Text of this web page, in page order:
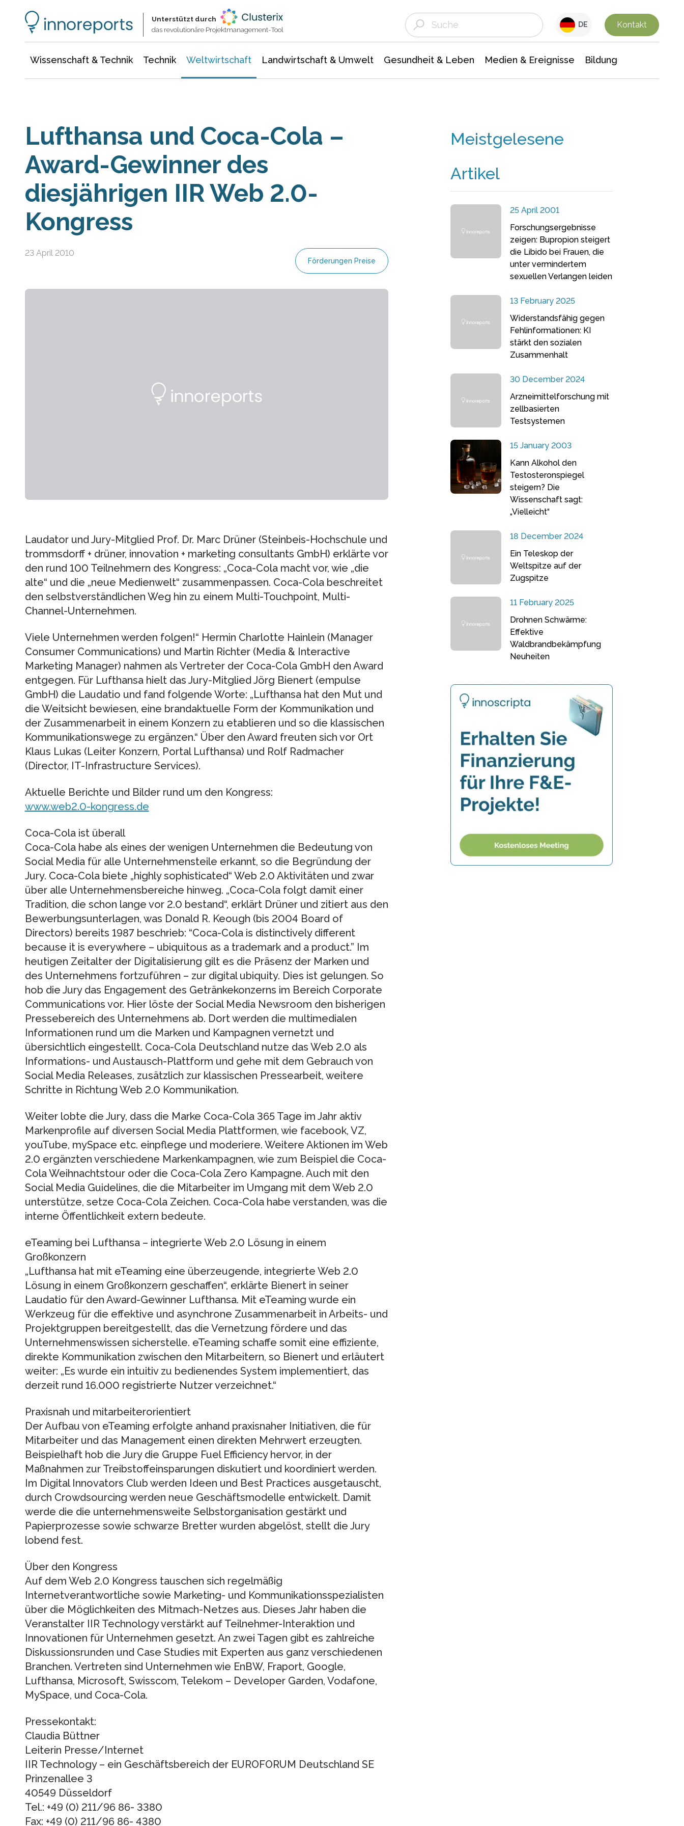
Unterstützt durch
das revolutionäre Projektmanagement-Tool
DE Kontakt
Wissenschaft & Technik Technik Weltwirtschaft Landwirtschaft & Umwelt Gesundheit & Leben Medien & Ereignisse Bildung
Lufthansa und Coca-Cola –
Award-Gewinner des
diesjährigen IIR Web 2.0-
Kongress
23 April 2010
Förderungen Preise
Laudator und Jury-Mitglied Prof. Dr. Marc Drüner (Steinbeis-Hochschule und
trommsdorff + drüner, innovation + marketing consultants GmbH) erklärte vor
den rund 100 Teilnehmern des Kongress: „Coca-Cola macht vor, wie „die
alte“ und die „neue Medienwelt“ zusammenpassen. Coca-Cola beschreitet
den selbstverständlichen Weg hin zu einem Multi-Touchpoint, Multi-
Channel-Unternehmen.
Viele Unternehmen werden folgen!“ Hermin Charlotte Hainlein (Manager
Consumer Communications) und Martin Richter (Media & Interactive
Marketing Manager) nahmen als Vertreter der Coca-Cola GmbH den Award
entgegen. Für Lufthansa hielt das Jury-Mitglied Jörg Bienert (empulse
GmbH) die Laudatio und fand folgende Worte: „Lufthansa hat den Mut und
die Weitsicht bewiesen, eine brandaktuelle Form der Kommunikation und
der Zusammenarbeit in einem Konzern zu etablieren und so die klassischen
Kommunikationswege zu ergänzen.“ Über den Award freuten sich vor Ort
Klaus Lukas (Leiter Konzern, Portal Lufthansa) und Rolf Radmacher
(Director, IT-Infrastructure Services).
Aktuelle Berichte und Bilder rund um den Kongress:
www.web2.0-kongress.de
Coca-Cola ist überall
Coca-Cola habe als eines der wenigen Unternehmen die Bedeutung von
Social Media für alle Unternehmensteile erkannt, so die Begründung der
Jury. Coca-Cola biete „highly sophisticated“ Web 2.0 Aktivitäten und zwar
über alle Unternehmensbereiche hinweg. „Coca-Cola folgt damit einer
Tradition, die schon lange vor 2.0 bestand“, erklärt Drüner und zitiert aus den
Bewerbungsunterlagen, was Donald R. Keough (bis 2004 Board of
Directors) bereits 1987 beschrieb: “Coca-Cola is distinctively different
because it is everywhere – ubiquitous as a trademark and a product.” Im
heutigen Zeitalter der Digitalisierung gilt es die Präsenz der Marken und
des Unternehmens fortzuführen – zur digital ubiquity. Dies ist gelungen. So
hob die Jury das Engagement des Getränkekonzerns im Bereich Corporate
Communications vor. Hier löste der Social Media Newsroom den bisherigen
Pressebereich des Unternehmens ab. Dort werden die multimedialen
Informationen rund um die Marken und Kampagnen vernetzt und
übersichtlich eingestellt. Coca-Cola Deutschland nutze das Web 2.0 als
Informations- und Austausch-Plattform und gehe mit dem Gebrauch von
Social Media Releases, zusätzlich zur klassischen Pressearbeit, weitere
Schritte in Richtung Web 2.0 Kommunikation.
Weiter lobte die Jury, dass die Marke Coca-Cola 365 Tage im Jahr aktiv
Markenprofile auf diversen Social Media Plattformen, wie facebook, VZ,
youTube, mySpace etc. einpflege und moderiere. Weitere Aktionen im Web
2.0 ergänzten verschiedene Markenkampagnen, wie zum Beispiel die Coca-
Cola Weihnachtstour oder die Coca-Cola Zero Kampagne. Auch mit den
Social Media Guidelines, die die Mitarbeiter im Umgang mit dem Web 2.0
unterstütze, setze Coca-Cola Zeichen. Coca-Cola habe verstanden, was die
interne Öffentlichkeit extern bedeute.
eTeaming bei Lufthansa – integrierte Web 2.0 Lösung in einem
Großkonzern
„Lufthansa hat mit eTeaming eine überzeugende, integrierte Web 2.0
Lösung in einem Großkonzern geschaffen“, erklärte Bienert in seiner
Laudatio für den Award-Gewinner Lufthansa. Mit eTeaming wurde ein
Werkzeug für die effektive und asynchrone Zusammenarbeit in Arbeits- und
Projektgruppen bereitgestellt, das die Vernetzung fördere und das
Unternehmenswissen sicherstelle. eTeaming schaffe somit eine effiziente,
direkte Kommunikation zwischen den Mitarbeitern, so Bienert und erläutert
weiter: „Es wurde ein intuitiv zu bedienendes System implementiert, das
derzeit rund 16.000 registrierte Nutzer verzeichnet.“
Praxisnah und mitarbeiterorientiert
Der Aufbau von eTeaming erfolgte anhand praxisnaher Initiativen, die für
Mitarbeiter und das Management einen direkten Mehrwert erzeugten.
Beispielhaft hob die Jury die Gruppe Fuel Efficiency hervor, in der
Maßnahmen zur Treibstoffeinsparungen diskutiert und koordiniert werden.
Im Digital Innovators Club werden Ideen und Best Practices ausgetauscht,
durch Crowdsourcing werden neue Geschäftsmodelle entwickelt. Damit
werde die die unternehmensweite Selbstorganisation gestärkt und
Papierprozesse sowie schwarze Bretter wurden abgelöst, stellt die Jury
lobend fest.
Über den Kongress
Auf dem Web 2.0 Kongress tauschen sich regelmäßig
Internetverantwortliche sowie Marketing- und Kommunikationsspezialisten
über die Möglichkeiten des Mitmach-Netzes aus. Dieses Jahr haben die
Veranstalter IIR Technology verstärkt auf Teilnehmer-Interaktion und
Innovationen für Unternehmen gesetzt. An zwei Tagen gibt es zahlreiche
Diskussionsrunden und Case Studies mit Experten aus ganz verschiedenen
Branchen. Vertreten sind Unternehmen wie EnBW, Fraport, Google,
Lufthansa, Microsoft, Swisscom, Telekom – Developer Garden, Vodafone,
MySpace, und Coca-Cola.
Pressekontakt:
Claudia Büttner
Leiterin Presse/Internet
IIR Technology – ein Geschäftsbereich der EUROFORUM Deutschland SE
Prinzenallee 3
40549 Düsseldorf
Tel.: +49 (0) 211/96 86- 3380
Fax: +49 (0) 211/96 86- 4380
Meistgelesene
Artikel
25 April 2001
Forschungsergebnisse
zeigen: Bupropion steigert
die Libido bei Frauen, die
unter vermindertem
sexuellen Verlangen leiden
13 February 2025
Widerstandsfähig gegen
Fehlinformationen: KI
stärkt den sozialen
Zusammenhalt
30 December 2024
Arzneimittelforschung mit
zellbasierten
Testsystemen
15 January 2003
Kann Alkohol den
Testosteronspiegel
steigern? Die
Wissenschaft sagt:
„Vielleicht“
18 December 2024
Ein Teleskop der
Weltspitze auf der
Zugspitze
11 February 2025
Drohnen Schwärme:
Effektive
Waldbrandbekämpfung
Neuheiten